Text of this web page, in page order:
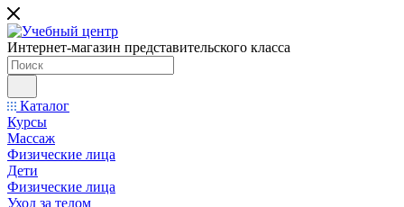
Интернет-магазин представительского класса
Каталог
Курсы
Массаж
Физические лица
Дети
Физические лица
Уход за телом